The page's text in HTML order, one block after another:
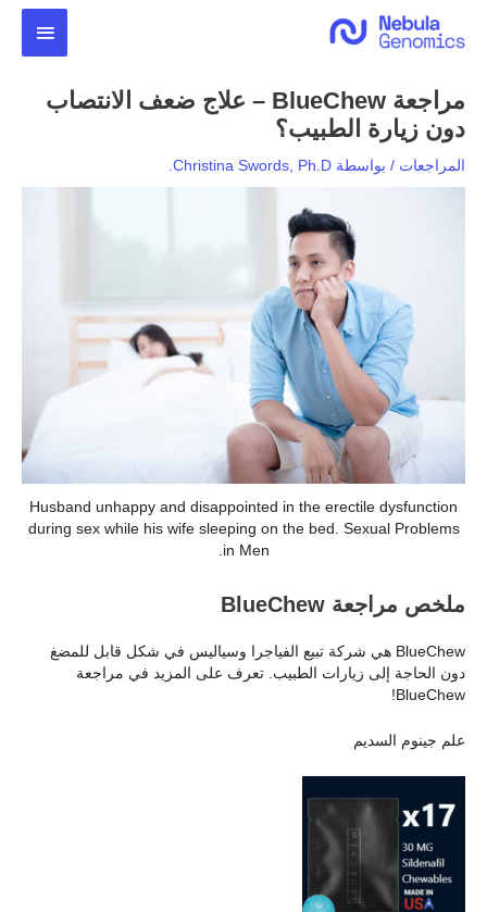
المحتوى
مراجعة BlueChew – علاج ضعف الانتصاب
دون زيارة الطبيب؟
المراجعات / بواسطة Christina Swords, Ph.D.
Husband unhappy and disappointed in the erectile dysfunction
during sex while his wife sleeping on the bed. Sexual Problems
in Men.
ملخص مراجعة BlueChew
BlueChew هي شركة تبيع الفياجرا وسياليس في شكل قابل للمضغ
دون الحاجة إلى زيارات الطبيب. تعرف على المزيد في مراجعة
BlueChew!
علم جينوم السديم